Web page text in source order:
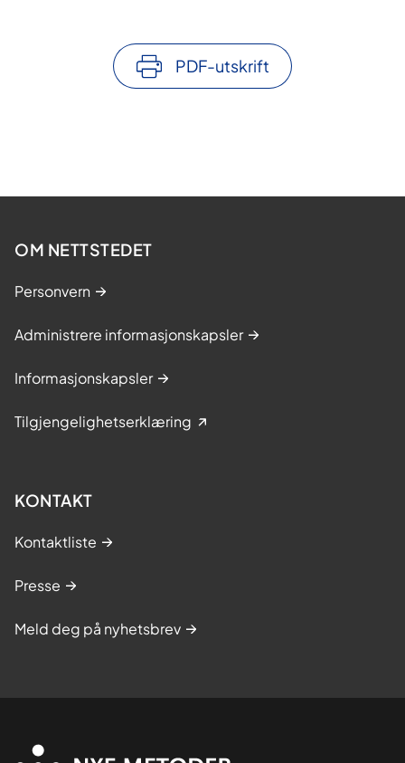
PDF-utskrift
OM NETTSTEDET
Personvern
Administrere informasjonskapsler
Informasjonskapsler
Tilgjengelighetserklæring
KONTAKT
Kontaktliste
Presse
Meld deg på nyhetsbrev